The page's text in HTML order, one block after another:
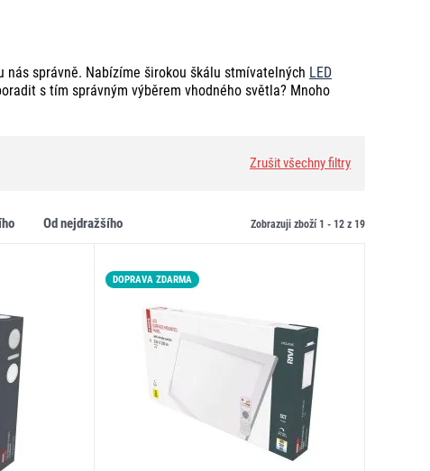
správně. Nabízíme širokou škálu stmívatelných LED
s tím správným výběrem vhodného světla? Mnoho
Zrušit všechny filtry
od nejdražšího Zobrazuji zboží 1 - 12 z 19
DOPRAVA ZDARMA